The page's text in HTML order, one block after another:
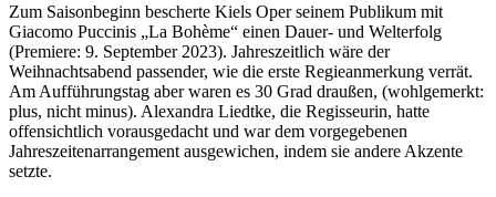
Zum Saisonbeginn bescherte Kiels Oper seinem Publikum mit
Giacomo Puccinis „La Bohème“ einen Dauer- und Welterfolg
(Premiere: 9. September 2023). Jahreszeitlich wäre der
Weihnachtsabend passender, wie die erste Regieanmerkung verrät.
Am Aufführungstag aber waren es 30 Grad draußen, (wohlgemerkt:
plus, nicht minus). Alexandra Liedtke, die Regisseurin, hatte
offensichtlich vorausgedacht und war dem vorgegebenen
Jahreszeitenarrangement ausgewichen, indem sie andere Akzente
setzte.